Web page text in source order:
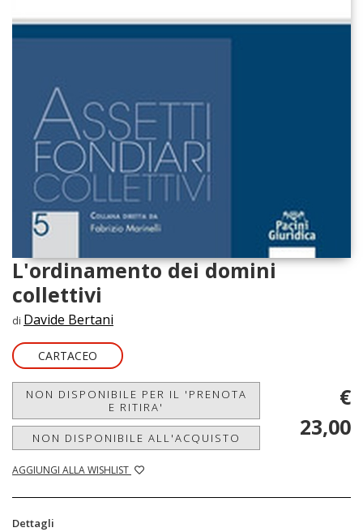
L'ordinamento dei domini
collettivi
di Davide Bertani
CARTACEO
NON DISPONIBILE PER IL 'PRENOTA
E RITIRA'
NON DISPONIBILE ALL'ACQUISTO
AGGIUNGI ALLA WISHLIST
€
23,00
Dettagli